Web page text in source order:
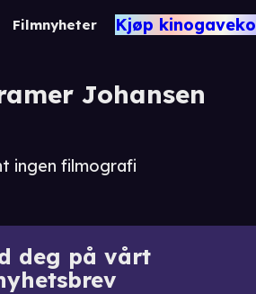
Filmnyheter Kjøp
Johansen
ingen filmografi
deg på vårt